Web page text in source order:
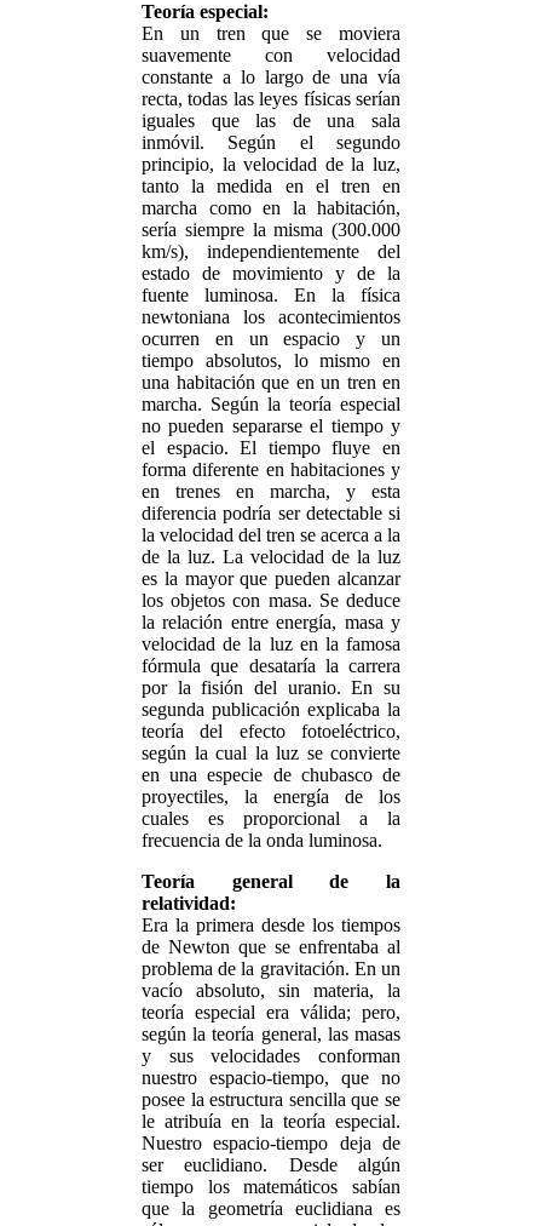
Teoría especial:
En un tren que se moviera
suavemente con velocidad
constante a lo largo de una vía
recta, todas las leyes físicas serían
iguales que las de una sala
inmóvil. Según el segundo
principio, la velocidad de la luz,
tanto la medida en el tren en
marcha como en la habitación,
sería siempre la misma (300.000
km/s), independientemente del
estado de movimiento y de la
fuente luminosa. En la física
newtoniana los acontecimientos
ocurren en un espacio y un
tiempo absolutos, lo mismo en
una habitación que en un tren en
marcha. Según la teoría especial
no pueden separarse el tiempo y
el espacio. El tiempo fluye en
forma diferente en habitaciones y
en trenes en marcha, y esta
diferencia podría ser detectable si
la velocidad del tren se acerca a la
de la luz. La velocidad de la luz
es la mayor que pueden alcanzar
los objetos con masa. Se deduce
la relación entre energía, masa y
velocidad de la luz en la famosa
fórmula que desataría la carrera
por la fisión del uranio. En su
segunda publicación explicaba la
teoría del efecto fotoeléctrico,
según la cual la luz se convierte
en una especie de chubasco de
proyectiles, la energía de los
cuales es proporcional a la
frecuencia de la onda luminosa.
Teoría general de la
relatividad:
Era la primera desde los tiempos
de Newton que se enfrentaba al
problema de la gravitación. En un
vacío absoluto, sin materia, la
teoría especial era válida; pero,
según la teoría general, las masas
y sus velocidades conforman
nuestro espacio-tiempo, que no
posee la estructura sencilla que se
le atribuía en la teoría especial.
Nuestro espacio-tiempo deja de
ser euclidiano. Desde algún
tiempo los matemáticos sabían
que la geometría euclidiana es